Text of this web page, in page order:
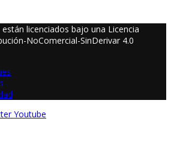
licenciados bajo una Licencia
NoComercial-SinDerivar 4.0
Youtube